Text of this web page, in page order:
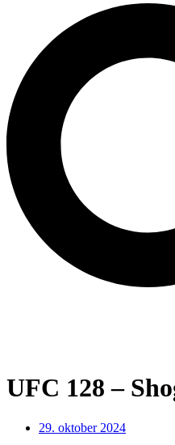
UFC 128 –
29. oktober 2024